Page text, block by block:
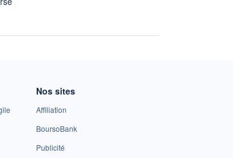
Nos sites
Affiliation
BoursoBank
Publicité